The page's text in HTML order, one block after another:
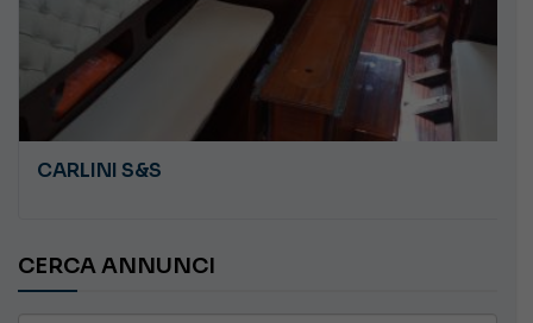
CARLINI S&S
CERCA ANNUNCI